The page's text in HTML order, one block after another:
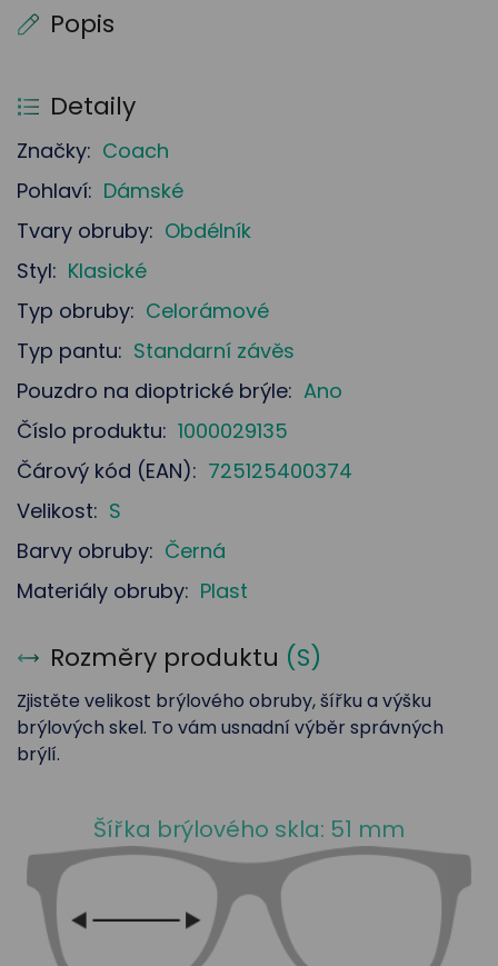
Popis
Detaily
Značky: Coach
Pohlaví: Dámské
Tvary obruby: Obdélník
Styl: Klasické
Typ obruby: Celorámové
Typ pantu: Standarní závěs
Pouzdro na dioptrické brýle: Ano
Číslo produktu: 1000029135
Čárový kód (EAN): 725125400374
Velikost: S
Barvy obruby: Černá
Materiály obruby: Plast
Rozměry produktu (S)
Zjistěte velikost brýlového obruby, šířku a výšku
brýlových skel. To vám usnadní výběr správných
brýlí.
Šířka brýlového skla: 51 mm